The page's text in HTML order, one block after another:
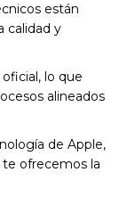
están
calidad y
lo que
alineados
de Apple,
ofrecemos la